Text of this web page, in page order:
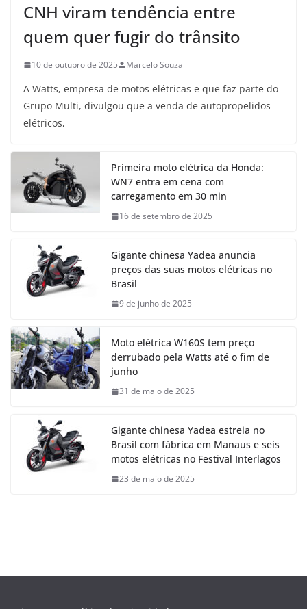
CNH viram tendência entre
quem quer fugir do trânsito
10 de outubro de 2025 Marcelo Souza
A Watts, empresa de motos elétricas e que faz parte do
Grupo Multi, divulgou que a venda de autopropelidos
elétricos,
Primeira moto elétrica da Honda:
WN7 entra em cena com
carregamento em 30 min
16 de setembro de 2025
Gigante chinesa Yadea anuncia
preços das suas motos elétricas no
Brasil
9 de junho de 2025
Moto elétrica W160S tem preço
derrubado pela Watts até o fim de
junho
31 de maio de 2025
Gigante chinesa Yadea estreia no
Brasil com fábrica em Manaus e seis
motos elétricas no Festival Interlagos
23 de maio de 2025